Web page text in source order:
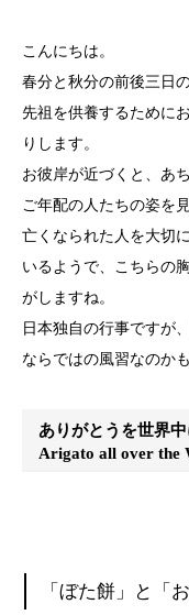
こんにちは。
春分と秋分の前後三日
先祖を供養するために
りします。
お彼岸が近づくと、あ
ご年配の人たちの姿を
亡くなられた人を大切
いるようで、こちらの
がしますね。
日本独自の行事ですが
ならではの風習なのか
ありがとうを世界中
Arigato all over the
「ぼた餅」と「